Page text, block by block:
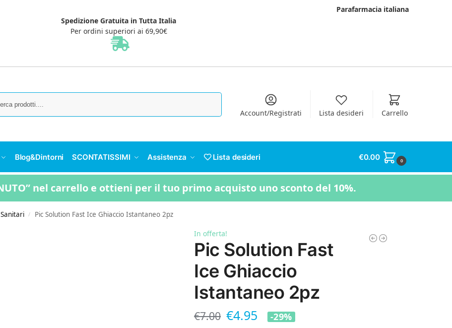
Spedizione Gratuita in Tutta Italia
Per ordini superiori ai 69,90€
Parafarmacia italiana
Account/Registrati Lista desideri Carrello
Blog&Dintorni SCONTATISSIMI Assistenza Lista desideri €0.00 0
nel carrello e ottieni per il tuo primo acquisto uno sconto del 10%.
/ Pic Solution Fast Ice Ghiaccio Istantaneo 2pz
In offerta!
Pic Solution Fast
Ice Ghiaccio
Istantaneo 2pz
€7.00 €4.95 -29%